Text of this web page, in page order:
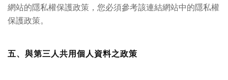
網站的隱私權保護政策，您必須參考該連結網站中的隱私權
保護政策。
五、與第三人共用個人資料之政策